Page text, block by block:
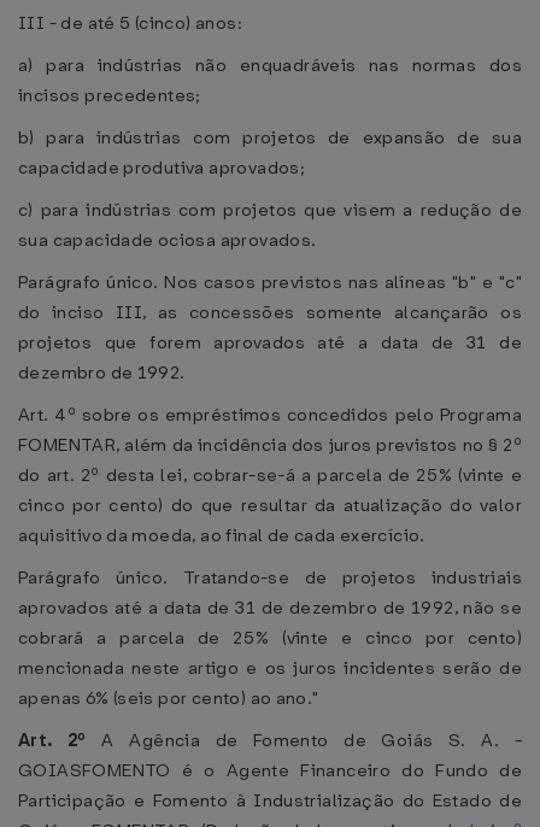
III - de até 5 (cinco) anos:
a) para indústrias não enquadráveis nas normas dos
incisos precedentes;
b) para indústrias com projetos de expansão de sua
capacidade produtiva aprovados;
c) para indústrias com projetos que visem a redução de
sua capacidade ociosa aprovados.
Parágrafo único. Nos casos previstos nas alíneas "b" e "c"
do inciso III, as concessões somente alcançarão os
projetos que forem aprovados até a data de 31 de
dezembro de 1992.
Art. 4º sobre os empréstimos concedidos pelo Programa
FOMENTAR, além da incidência dos juros previstos no § 2º
do art. 2º desta lei, cobrar-se-á a parcela de 25% (vinte e
cinco por cento) do que resultar da atualização do valor
aquisitivo da moeda, ao final de cada exercício.
Parágrafo único. Tratando-se de projetos industriais
aprovados até a data de 31 de dezembro de 1992, não se
cobrará a parcela de 25% (vinte e cinco por cento)
mencionada neste artigo e os juros incidentes serão de
apenas 6% (seis por cento) ao ano."
Art. 2º A Agência de Fomento de Goiás S. A. -
GOIASFOMENTO é o Agente Financeiro do Fundo de
Participação e Fomento à Industrialização do Estado de